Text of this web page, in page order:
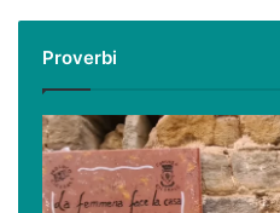
nostri
video
Proverbi
Podcast
–
I
proverbi